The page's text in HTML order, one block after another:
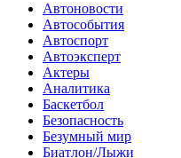
Автоновости
Автособытия
Автоспорт
Автоэксперт
Актеры
Аналитика
Баскетбол
Безопасность
Безумный мир
Биатлон/Лыжи